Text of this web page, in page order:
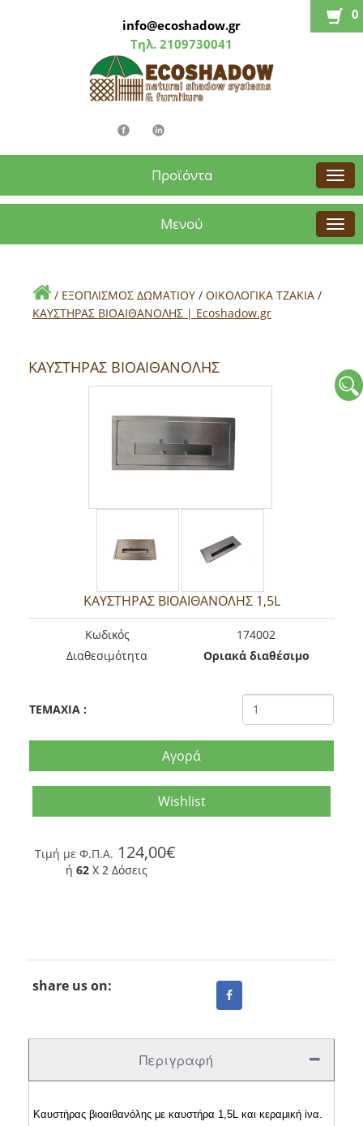
info@ecoshadow.gr
Τηλ. 2109730041
0
Προϊόντα
Μενού
/ ΕΞΟΠΛΙΣΜΟΣ ΔΩΜΑΤΙΟΥ / ΟΙΚΟΛΟΓΙΚΑ ΤΖΑΚΙΑ /
ΚΑΥΣΤΗΡΑΣ ΒΙΟΑΙΘΑΝΟΛΗΣ | Εcoshadow.gr
ΚΑΥΣΤΗΡΑΣ ΒΙΟΑΙΘΑΝΟΛΗΣ
ΚΑΥΣΤΗΡΑΣ ΒΙΟΑΙΘΑΝΟΛΗΣ 1,5L
Kωδικός
174002
Διαθεσιμότητα
Οριακά διαθέσιμο
TEMAXIA :
Αγορά
Wishlist
Tιμή με Φ.Π.Α. 124,00€
ή 62 X 2 Δόσεις
share us on:
Περιγραφή
Καυστήρας βιοαιθανόλης με καυστήρα 1,5L και κεραμική ίνα.